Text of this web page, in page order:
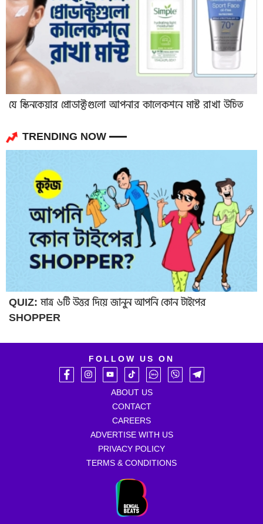
যে স্কিনকেয়ার প্রোডাক্টগুলো আপনার কালেকশনে মাস্ট রাখা উচিত
TRENDING NOW
QUIZ: মাত্র ৬টি উত্তর দিয়ে জানুন আপনি কোন টাইপের
SHOPPER
FOLLOW US ON
ABOUT US
CONTACT
CAREERS
ADVERTISE WITH US
PRIVACY POLICY
TERMS & CONDITIONS